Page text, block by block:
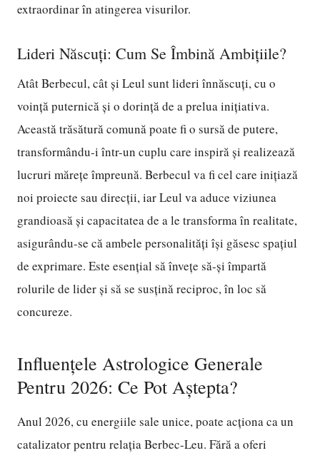
extraordinar în atingerea visurilor.
Lideri Născuți: Cum Se Îmbină Ambițiile?
Atât Berbecul, cât și Leul sunt lideri înnăscuți, cu o
voință puternică și o dorință de a prelua inițiativa.
Această trăsătură comună poate fi o sursă de putere,
transformându-i într-un cuplu care inspiră și realizează
lucruri mărețe împreună. Berbecul va fi cel care inițiază
noi proiecte sau direcții, iar Leul va aduce viziunea
grandioasă și capacitatea de a le transforma în realitate,
asigurându-se că ambele personalități își găsesc spațiul
de exprimare. Este esențial să învețe să-și împartă
rolurile de lider și să se susțină reciproc, în loc să
concureze.
Influențele Astrologice Generale
Pentru 2026: Ce Pot Aștepta?
Anul 2026, cu energiile sale unice, poate acționa ca un
catalizator pentru relația Berbec-Leu. Fără a oferi